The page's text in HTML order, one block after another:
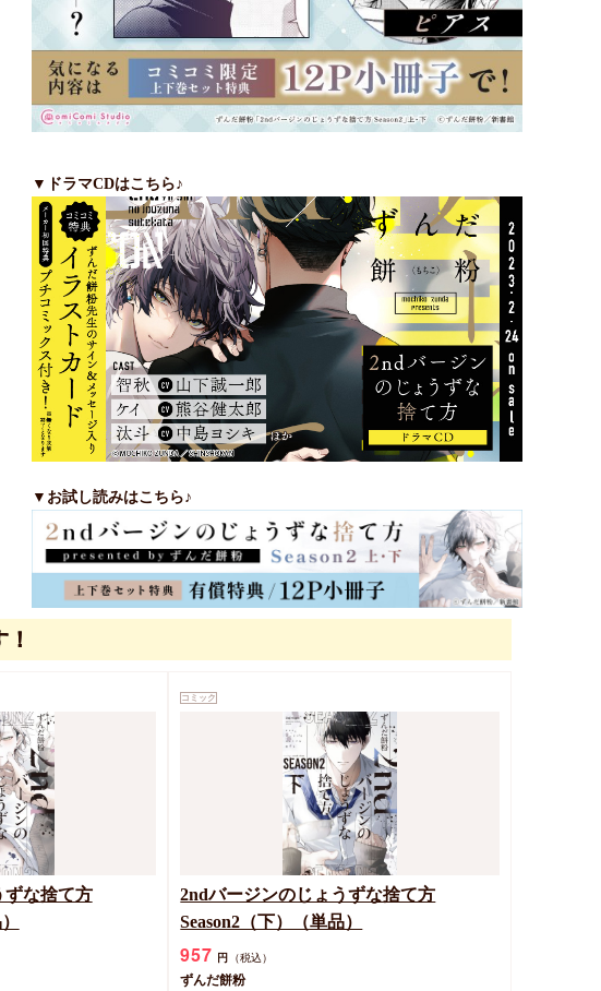
▼ドラマCDはこちら♪
▼お試し読みはこちら♪
ずな捨て方
コミック
2ndバージンのじょうずな捨て方
Season2（下）（単品）
957 円 （税込）
ずんだ餅粉